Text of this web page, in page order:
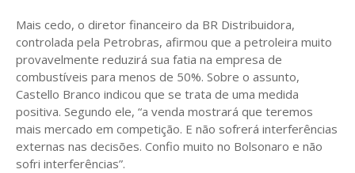
Mais cedo, o diretor financeiro da BR Distribuidora,
controlada pela Petrobras, afirmou que a petroleira muito
provavelmente reduzirá sua fatia na empresa de
combustíveis para menos de 50%. Sobre o assunto,
Castello Branco indicou que se trata de uma medida
positiva. Segundo ele, “a venda mostrará que teremos
mais mercado em competição. E não sofrerá interferências
externas nas decisões. Confio muito no Bolsonaro e não
sofri interferências”.